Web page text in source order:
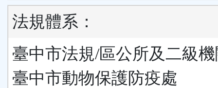
法規體系：
臺中市法規/區公所及二級
臺中市動物保護防疫處